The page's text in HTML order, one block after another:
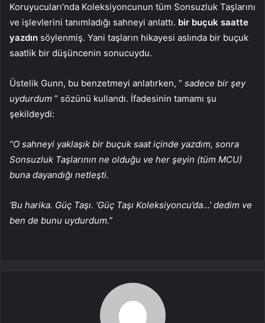
Koruyucuları’nda Koleksiyoncunun tüm Sonsuzluk Taşlarını
ve işlevlerini tanımladığı sahneyi anlattı. bir buçuk saatte
yazdın söylenmiş. Yani taşların hikayesi aslında bir buçuk
saatlik bir düşüncenin sonucuydu.
Üstelik Gunn, bu benzetmeyi anlatırken, ” sadece bir şey
uydurdum ” sözünü kullandı. İfadesinin tamamı şu
şekildeydi:
“O sahneyi yaklaşık bir buçuk saat içinde yazdım, sonra
Sonsuzluk Taşlarının ne olduğu ve her şeyin (tüm MCU)
buna dayandığı netleşti.
‘Bu harika. Güç Taşı. ‘Güç Taşı Koleksiyoncu’da…’ dedim ve
ben de bunu uydurdum.”